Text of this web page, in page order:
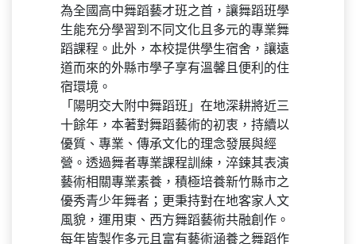
為全國高中舞蹈藝才班之首，讓舞蹈班學
生能充分學習到不同文化且多元的專業舞
蹈課程。此外，本校提供學生宿舍，讓遠
道而來的外縣市學子享有溫馨且便利的住
宿環境。
「陽明交大附中舞蹈班」在地深耕將近三
十餘年，本著對舞蹈藝術的初衷，持續以
優質、專業、傳承文化的理念發展與經
營。透過舞者專業課程訓練，淬鍊其表演
藝術相關專業素養，積極培養新竹縣市之
優秀青少年舞者；更秉持對在地客家人文
風貌，運用東、西方舞蹈藝術共融創作。
每年皆製作多元且富有藝術涵養之舞蹈作